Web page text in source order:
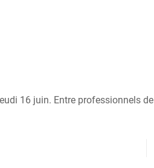
16 juin. Entre professionnels de